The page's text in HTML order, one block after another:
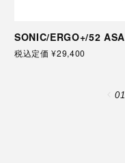
SONIC/ERGO+/52 ASA
税込定価 ¥29,400
01